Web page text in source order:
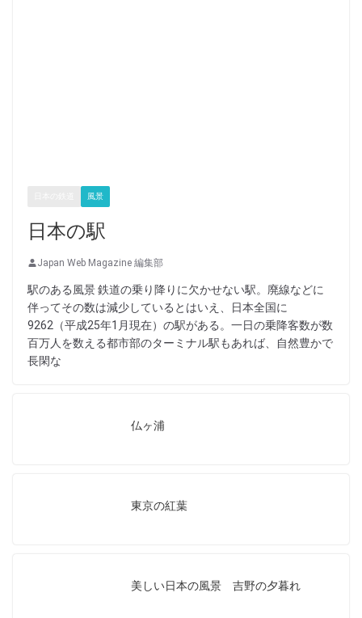
風景
日本の駅
Japan Web Magazine 編集部
駅のある風景 鉄道の乗り降りに欠かせない駅。廃線などに
伴ってその数は減少しているとはいえ、日本全国に
9262（平成25年1月現在）の駅がある。一日の乗降客数が数
百万人を数える都市部のターミナル駅もあれば、自然豊かで
長閑な
仏ヶ浦
東京の紅葉
美しい日本の風景 吉野の夕暮れ